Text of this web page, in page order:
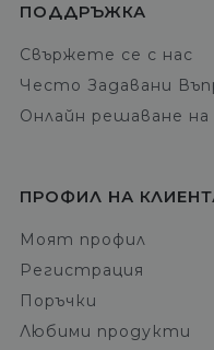
ПОДДРЪЖКА
Свържете се с нас
Често Задавани
Онлайн решаване на
ПРОФИЛ НА
Моят профил
Регистрация
Поръчки
Любими продукти